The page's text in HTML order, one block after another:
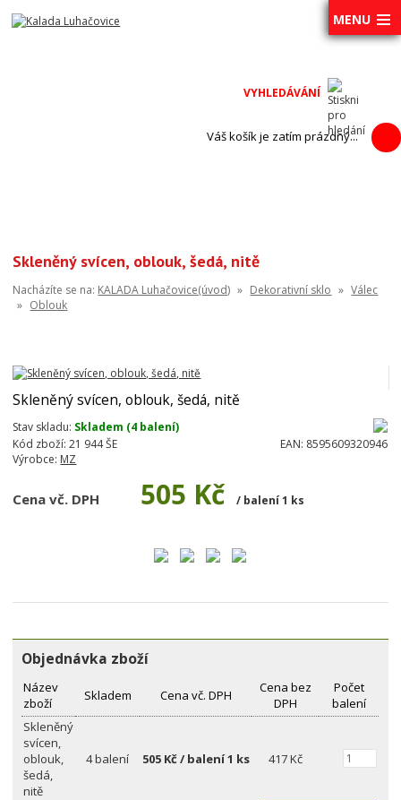
MENU
Váš košík je zatím prázdný...
Skleněný svícen, oblouk, šedá, nitě
Nacházíte se na: KALADA Luhačovice(úvod) » Dekorativní sklo » Válec
» Oblouk
Skleněný svícen, oblouk, šedá, nitě
Stav skladu: Skladem (4 balení)
Kód zboží: 21 944 ŠE EAN: 8595609320946
Výrobce: MZ
Cena vč. DPH 505 Kč / balení 1 ks
Objednávka zboží
Název
zboží
Skladem Cena vč. DPH
Cena bez
DPH
Počet
balení
Skleněný
svícen,
oblouk,
šedá,
nitě
4 balení 505 Kč / balení 1 ks 417 Kč